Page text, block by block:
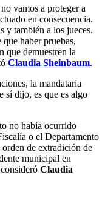
vamos a proteger a
en consecuencia.
y también a los jueces.
haber pruebas,
que demuestren la
Claudia Sheinbaum.
la mandataria
sí dijo, es que es algo
no había ocurrido
o el Departamento
de extradición de
municipal en
Claudia